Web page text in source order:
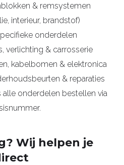
& remsystemen
interieur, brandstof)
onderdelen
verlichting & carrosserie
kabelbomen & elektronica
& reparaties
onderdelen bestellen via
Wij helpen je